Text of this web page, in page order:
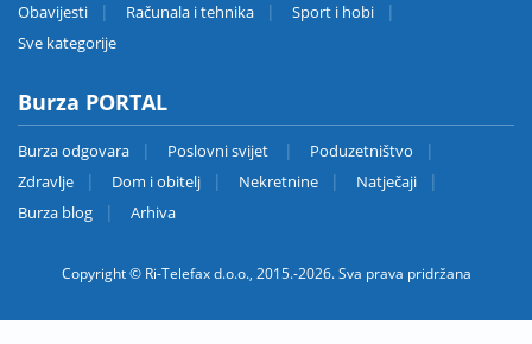
Obavijesti
Računala i tehnika
Sport i hobi
Sve kategorije
Burza PORTAL
Burza odgovara Poslovni svijet
Poduzetništvo
Zdravlje
Dom i obitelj Nekretnine
Natječaji
Burza blog
Arhiva
Copyright © Ri-Telefax d.o.o., 2015.-2026. Sva prava pridržana